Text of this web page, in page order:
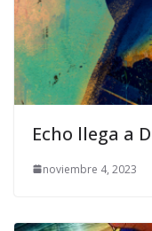
Echo llega a
noviembre 4, 2023